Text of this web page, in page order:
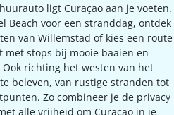
ligt Curaçao aan je voeten.
Beach voor een stranddag, ontdek
van Willemstad of kies een route
met stops bij mooie baaien en
richting het westen van het
beleven, van rustige stranden tot
Zo combineer je de privacy
alle vrijheid om Curaçao in je